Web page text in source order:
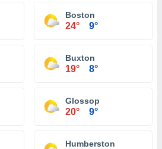
Boston
24° 9°
Buxton
19° 8°
Glossop
20° 9°
Humberston